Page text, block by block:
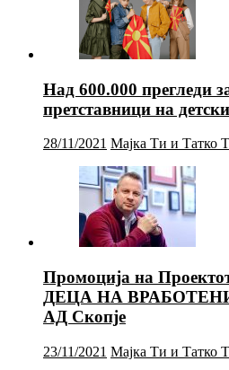
Над 600.000 прегледи
претставници на
28/11/2021 Мајка Ти и Татко
Промоција на
ДЕЦА НА
АД Скопје
23/11/2021 Мајка Ти и Татко